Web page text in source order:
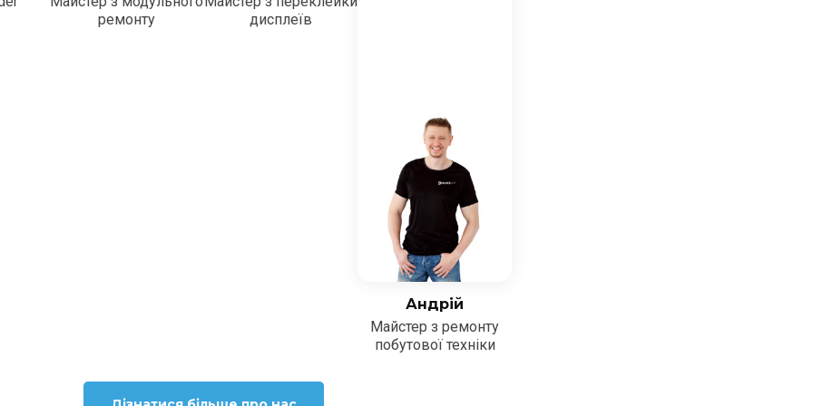
ремонту
дисплеїв
Андрій
Майстер з ремонту
побутової техніки